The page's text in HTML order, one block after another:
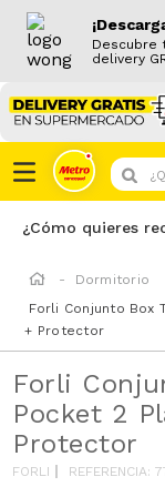
Descubre
delivery
¿Que
¿Cómo quieres
Dormitorio
Forli Conjunto Box
+ Protector
Forli
Pocket 2
Protector
FORLI REFERENCIA: